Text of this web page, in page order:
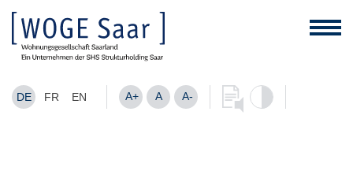
DE FR EN A+ A A-